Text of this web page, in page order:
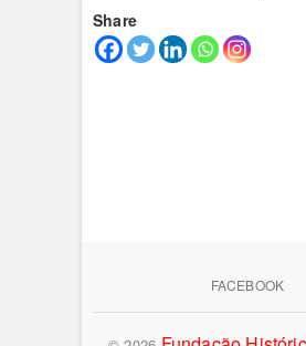
Share
FACEBOOK